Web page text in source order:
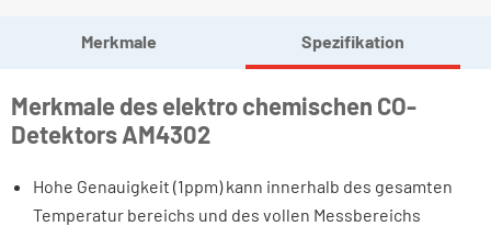
Merkmale Spezifikation
Merkmale des elektro chemischen CO-
Detektors AM4302
Hohe Genauigkeit (1ppm) kann innerhalb des gesamten
Temperatur bereichs und des vollen Messbereichs